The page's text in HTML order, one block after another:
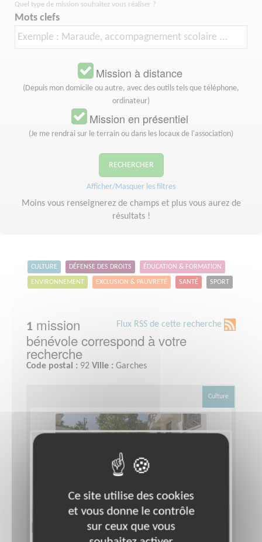
Quel type de mission souhaitez vous réaliser ?
Mots clefs
Mission à distance
(Depuis mon domicile ou autre, avec des outils tels que téléphone,
ordinateur)
Mission en présentiel
(Je me rendrai sur le terrain ou dans les locaux de l'association)
RECHERCHER
Afficher/Masquer les filtres
Moins vous renseignerez de champs et plus vous aurez de
résultats !
CULTURE DÉFENSE DES DROITS ÉDUCATION & FORMATION
ENVIRONNEMENT EXCLUSION & PAUVRETÉ SANTÉ SPORT
Flux RSS de cette recherche
1 mission
bénévole correspond à votre
recherche
Code postal : 92 Ville : Garches
Culture
Délégué(e) coordinateur pour la
Ce site utilise des cookies
et vous donne le contrôle
sur ceux que vous